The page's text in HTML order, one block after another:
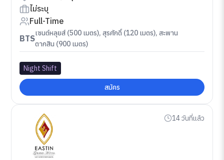
ไม่ระบุ
Full-Time
BTS
เซนต์หลุยส์ (500 เมตร), สุรศักดิ์ (120 เมตร), สะพาน
ตากสิน (900 เมตร)
Night Shift
สมัคร
14 วันที่แล้ว